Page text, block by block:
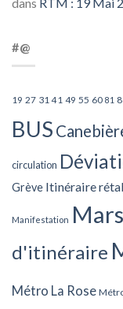
#@
19 27 31 41 49 55 60 81
BUS
circulation
Grève Itinéraire
Manifestation
d'itinéraire
Métro La Rose